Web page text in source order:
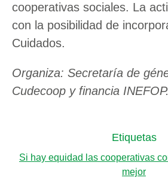
cooperativas sociales. La
con la posibilidad de
Cuidados.
Organiza: Secretaría de
Cudecoop y financia INEFOP.
Etiquetas
Si hay equidad las cooperativas
mejor